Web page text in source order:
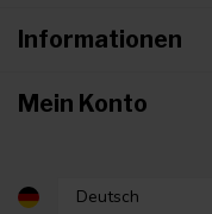
Informationen
Mein Konto